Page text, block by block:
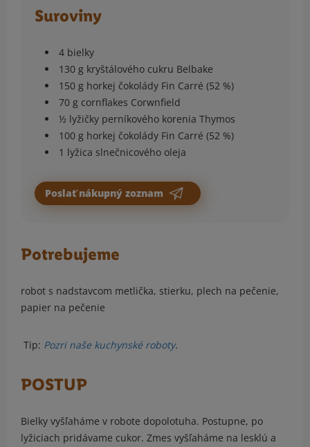
Suroviny
4 bielky
130 g kryštálového cukru Belbake
150 g horkej čokolády Fin Carré (52 %)
70 g cornflakes Corwnfield
½ lyžičky perníkového korenia Thymos
100 g horkej čokolády Fin Carré (52 %)
1 lyžica slnečnicového oleja
Poslať nákupný zoznam
Potrebujeme
robot s nadstavcom metlička, stierku, plech na pečenie,
papier na pečenie
Tip: Pozri naše kuchynské roboty.
POSTUP
Bielky vyšľaháme v robote dopolotuha. Postupne, po
lyžiciach pridávame cukor. Zmes vyšľaháme na lesklú a